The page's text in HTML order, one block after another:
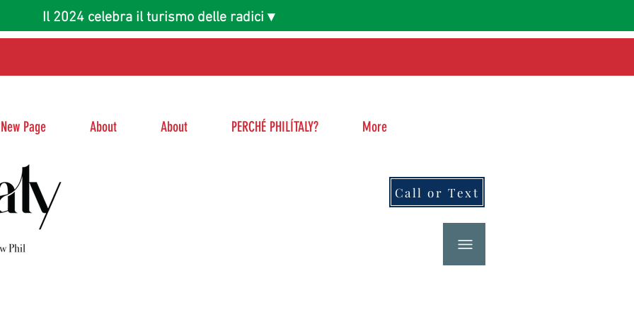
Il 2024 celebra il turismo delle radici ▾
New Page About About PERCHÉ PHILÍTALY? More
Call or Text